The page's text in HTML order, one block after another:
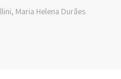
Maria Helena Durães